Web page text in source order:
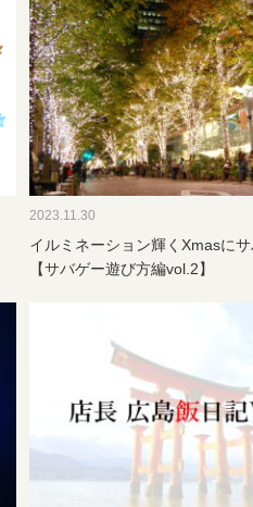
2023.11.30
イルミネーション輝くXmasにサ
【サバゲー遊び方編vol.2】